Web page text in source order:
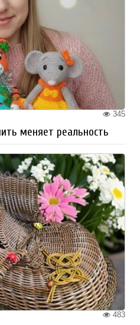
345
меняет реальность
483